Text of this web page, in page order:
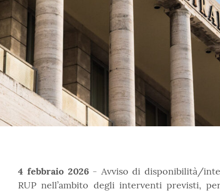
4 febbraio 2026- Avviso di disponibilità/
RUP nell’ambito degli interventi previsti,